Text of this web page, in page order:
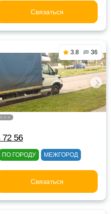
Связаться
3.8 36
72 56
ПО ГОРОДУ МЕЖГОРОД
Связаться